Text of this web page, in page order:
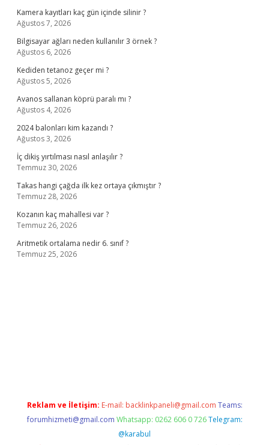
Kamera kayıtları kaç gün içinde silinir ?
Ağustos 7, 2026
Bilgisayar ağları neden kullanılır 3 örnek ?
Ağustos 6, 2026
Kediden tetanoz geçer mi ?
Ağustos 5, 2026
Avanos sallanan köprü paralı mı ?
Ağustos 4, 2026
2024 balonları kim kazandı ?
Ağustos 3, 2026
İç dikiş yırtılması nasıl anlaşılır ?
Temmuz 30, 2026
Takas hangi çağda ilk kez ortaya çıkmıştır ?
Temmuz 28, 2026
Kozanın kaç mahallesi var ?
Temmuz 26, 2026
Aritmetik ortalama nedir 6. sınıf ?
Temmuz 25, 2026
Reklam ve İletişim: E-mail: backlinkpaneli@gmail.com Teams:
forumhizmeti@gmail.com Whatsapp: 0262 606 0 726 Telegram:
@karabul